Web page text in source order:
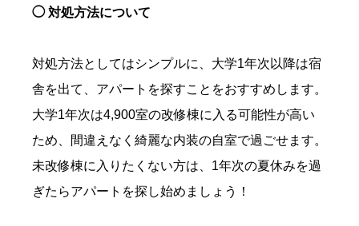
◯ 対処方法について
対処方法としてはシンプルに、大学1年次以降は宿
舎を出て、アパートを探すことをおすすめします。
大学1年次は4,900室の改修棟に入る可能性が高い
ため、間違えなく綺麗な内装の自室で過ごせます。
未改修棟に入りたくない方は、1年次の夏休みを過
ぎたらアパートを探し始めましょう！